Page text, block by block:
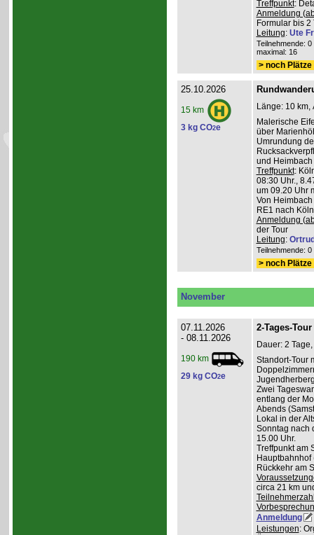
Treffpunkt:
Anmeldung
Formular bis 2
Leitung: Ute
Teilnehmende:
maximal: 16
> noch
25.10.2026
15 km
3 kg CO2e
Länge: 10 km,
Malerische
über
Umrundung
und
Treffpunkt:
08:30 Uhr.,
um 09.20 Uhr
Von
RE1 nach
Anmeldung
der Tour
Leitung:
Teilnehmende:
> noch
November
07.11.2026
- 08.11.2026
190 km
29 kg CO2e
2-Tages-
Dauer: 2
Standort-Tour
Zwei
entlang der
Abends
Lokal in der
Sonntag nach
15.00 Uhr.
Treffpunkt am
Hauptbahnhof
Rückkehr am
circa 21 km
Anmeldung
Leistungen: